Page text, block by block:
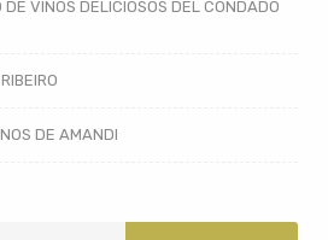
VINOS DELICIOSOS DEL CONDADO
DE AMANDI